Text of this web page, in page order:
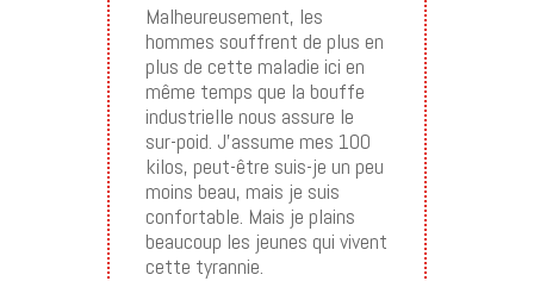
Malheureusement, les
hommes souffrent de plus en
plus de cette maladie ici en
même temps que la bouffe
industrielle nous assure le
sur-poid. J’assume mes 100
kilos, peut-être suis-je un peu
moins beau, mais je suis
confortable. Mais je plains
beaucoup les jeunes qui vivent
cette tyrannie.